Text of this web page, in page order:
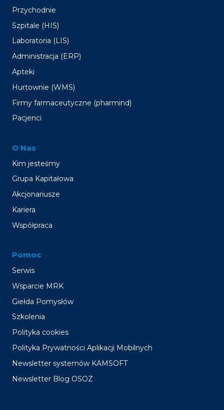
Przychodnie
Szpitale (HIS)
Laboratoria (LIS)
Administracja (ERP)
Apteki
Hurtownie (WMS)
Firmy farmaceutyczne (pharmind)
Pacjenci
O Nas
Kim jesteśmy
Grupa Kapitałowa
Akcjonariusze
Kariera
Współpraca
Pomoc
Serwis
Wsparcie MRK
Giełda Pomysłów
Szkolenia
Polityka cookies
Polityka Prywatności Aplikacji Mobilnych
Newsletter systemów KAMSOFT
Newsletter Blog OSOZ